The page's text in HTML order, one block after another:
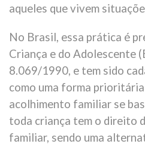
aqueles que vivem
No Brasil, essa prática é
Criança e do Adolescente
8.069/1990, e tem sido
como uma forma
acolhimento familiar se
toda criança tem o direito
familiar, sendo uma